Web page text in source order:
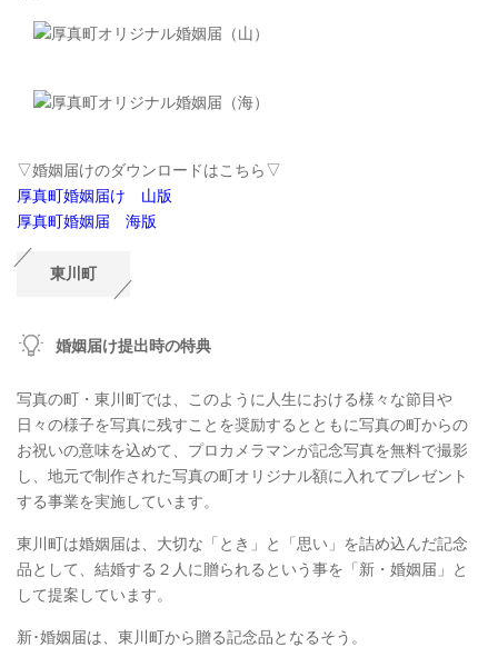
▽婚姻届けのダウンロードはこちら▽
厚真町婚姻届け 山版
厚真町婚姻届 海版
東川町
婚姻届け提出時の特典
写真の町・東川町では、このように人生における様々な節目や
日々の様子を写真に残すことを奨励するとともに写真の町からの
お祝いの意味を込めて、プロカメラマンが記念写真を無料で撮影
し、地元で制作された写真の町オリジナル額に入れてプレゼント
する事業を実施しています。
東川町は婚姻届は、大切な「とき」と「思い」を詰め込んだ記念
品として、結婚する２人に贈られるという事を「新・婚姻届」と
して提案しています。
新･婚姻届は、東川町から贈る記念品となるそう。